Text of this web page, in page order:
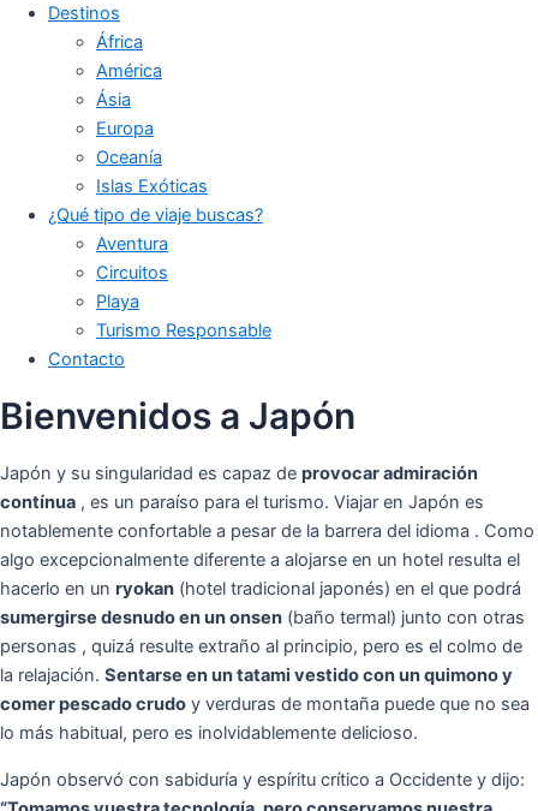
Destinos
África
América
Ásia
Europa
Oceanía
Islas Exóticas
¿Qué tipo de viaje buscas?
Aventura
Circuitos
Playa
Turismo Responsable
Contacto
Bienvenidos a Japón
Japón y su singularidad es capaz de provocar admiración
contínua , es un paraíso para el turismo. Viajar en Japón es
notablemente confortable a pesar de la barrera del idioma . Como
algo excepcionalmente diferente a alojarse en un hotel resulta el
hacerlo en un ryokan (hotel tradicional japonés) en el que podrá
sumergirse desnudo en un onsen (baño termal) junto con otras
personas , quizá resulte extraño al principio, pero es el colmo de
la relajación. Sentarse en un tatami vestido con un quimono y
comer pescado crudo y verduras de montaña puede que no sea
lo más habitual, pero es inolvidablemente delicioso.
Japón observó con sabiduría y espíritu crítico a Occidente y dijo: